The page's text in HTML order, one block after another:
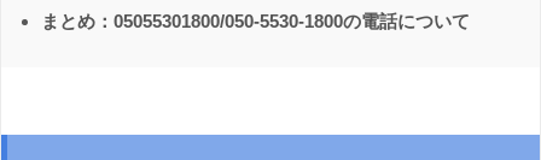
まとめ：05055301800/050-5530-1800の電話について